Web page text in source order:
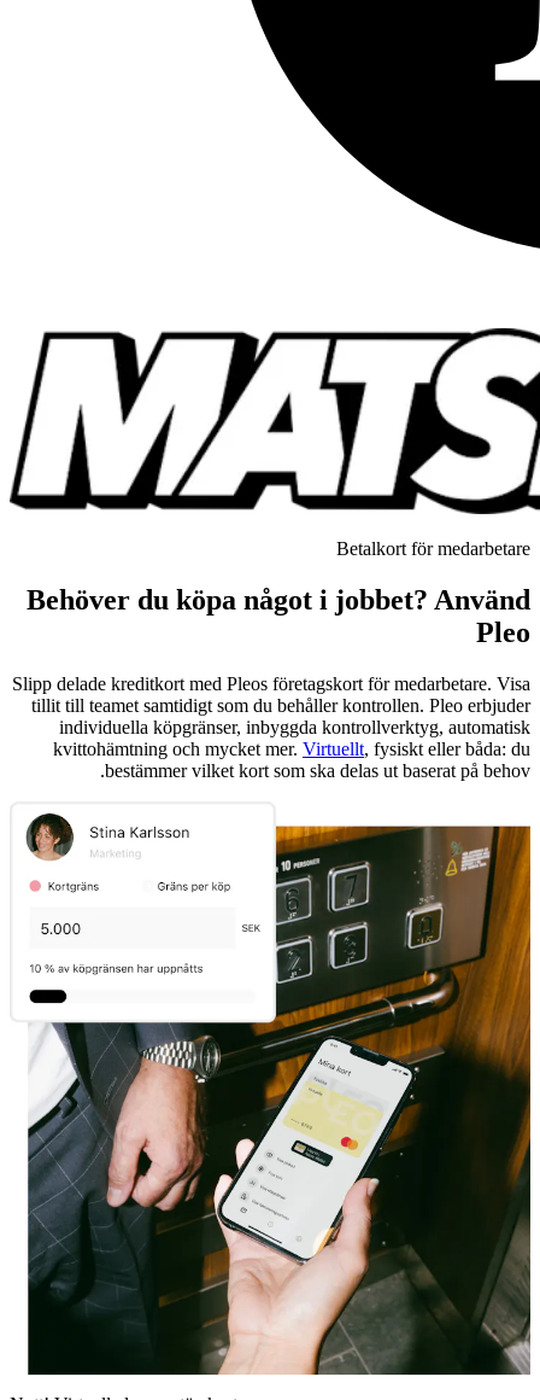
Betalkort för medarbetare
Behöver du köpa något i jobbet? Använd
Pleo
Slipp delade kreditkort med Pleos företagskort för medarbetare. Visa
tillit till teamet samtidigt som du behåller kontrollen. Pleo erbjuder
individuella köpgränser, inbyggda kontrollverktyg, automatisk
kvittohämtning och mycket mer. Virtuellt, fysiskt eller båda: du
bestämmer vilket kort som ska delas ut baserat på behov.